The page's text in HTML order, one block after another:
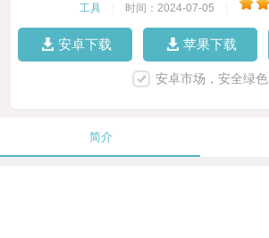
工具 时间：2024-07-05
安卓下载 苹果下载
安卓市场，安全绿色
简介